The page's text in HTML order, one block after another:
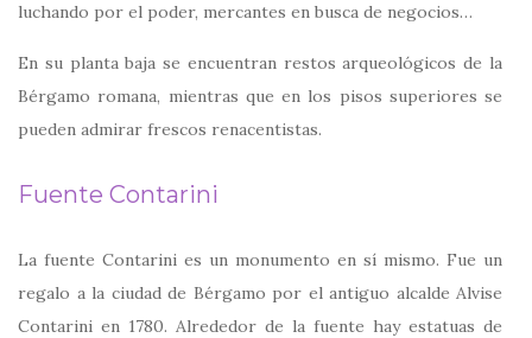
luchando por el poder, mercantes en busca de negocios…
En su planta baja se encuentran restos arqueológicos de la
Bérgamo romana, mientras que en los pisos superiores se
pueden admirar frescos renacentistas.
Fuente Contarini
La fuente Contarini es un monumento en sí mismo. Fue un
regalo a la ciudad de Bérgamo por el antiguo alcalde Alvise
Contarini en 1780. Alrededor de la fuente hay estatuas de